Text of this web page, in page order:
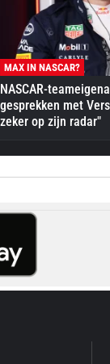
MAX IN NASCAR?
NASCAR-
gesprekken met
zeker op zijn radar"